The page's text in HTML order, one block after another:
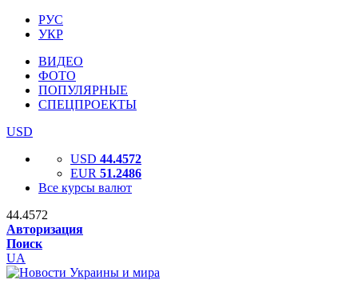
РУС
УКР
ВИДЕО
ФОТО
ПОПУЛЯРНЫЕ
СПЕЦПРОЕКТЫ
USD
USD 44.4572
EUR 51.2486
Все курсы валют
44.4572
Авторизация
Поиск
UA